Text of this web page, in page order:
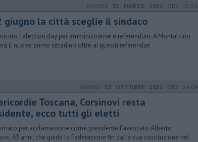
GIOVEDÌ 31 MARZO 2022 ORE 15:26
giugno la città sceglie il sindaco
l'election day per amministrative e referendum. A Montalcino
il nuovo primo cittadino oltre ai quesiti referendari
SABATO 15 OTTOBRE 2022 ORE 14:04
Toscana, Corsinovi resta
ecco tutti gli eletti
per acclamazione come presidente l’avvocato Alberto
63 anni, che guida la Federazione fin dalla sua costituzione nel